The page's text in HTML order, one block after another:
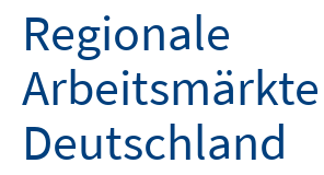
Regionale
Deutschland